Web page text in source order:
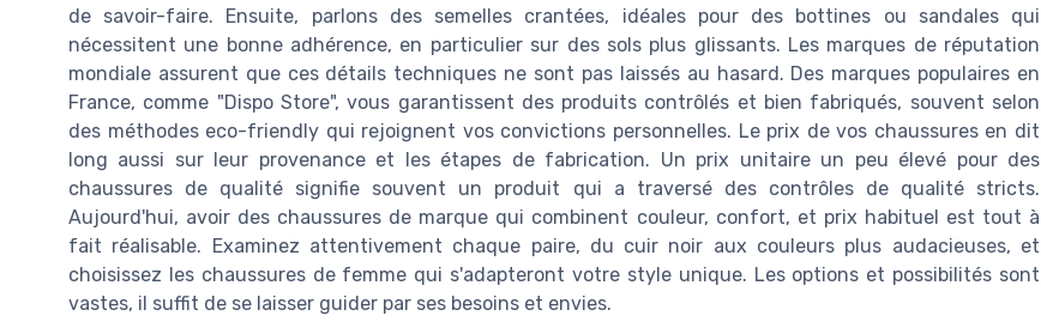
de savoir-faire. Ensuite, parlons des semelles crantées, idéales pour des bottines ou sandales qui
nécessitent une bonne adhérence, en particulier sur des sols plus glissants. Les marques de réputation
mondiale assurent que ces détails techniques ne sont pas laissés au hasard. Des marques populaires en
France, comme "Dispo Store", vous garantissent des produits contrôlés et bien fabriqués, souvent selon
des méthodes eco-friendly qui rejoignent vos convictions personnelles. Le prix de vos chaussures en dit
long aussi sur leur provenance et les étapes de fabrication. Un prix unitaire un peu élevé pour des
chaussures de qualité signifie souvent un produit qui a traversé des contrôles de qualité stricts.
Aujourd'hui, avoir des chaussures de marque qui combinent couleur, confort, et prix habituel est tout à
fait réalisable. Examinez attentivement chaque paire, du cuir noir aux couleurs plus audacieuses, et
choisissez les chaussures de femme qui s'adapteront votre style unique. Les options et possibilités sont
vastes, il suffit de se laisser guider par ses besoins et envies.